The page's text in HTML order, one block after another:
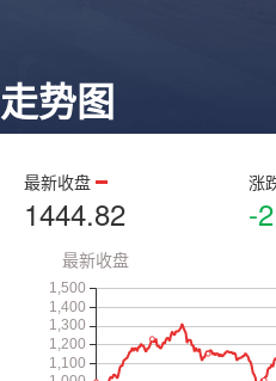
走势图
最新收盘
1444.82
涨
-